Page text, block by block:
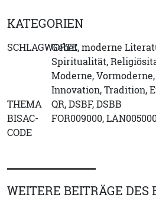
KATEGORIEN
SCHLAGWORTEGebet, moderne
Spiritualität,
Moderne,
Innovation, Tradition,
THEMA
QR, DSBF, DSBB
BISAC-
CODE
FOR009000,
WEITERE BEITRÄGE DES